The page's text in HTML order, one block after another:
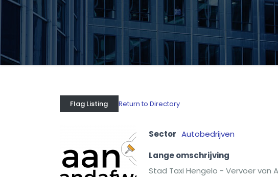
Flag Listing Return to Directory
Sector Autobedrijven
Lange omschrijving
Stad Taxi Hengelo - Vervoer van